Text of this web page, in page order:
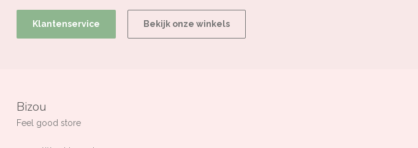
Klantenservice Bekijk onze winkels
Bizou
Feel good store